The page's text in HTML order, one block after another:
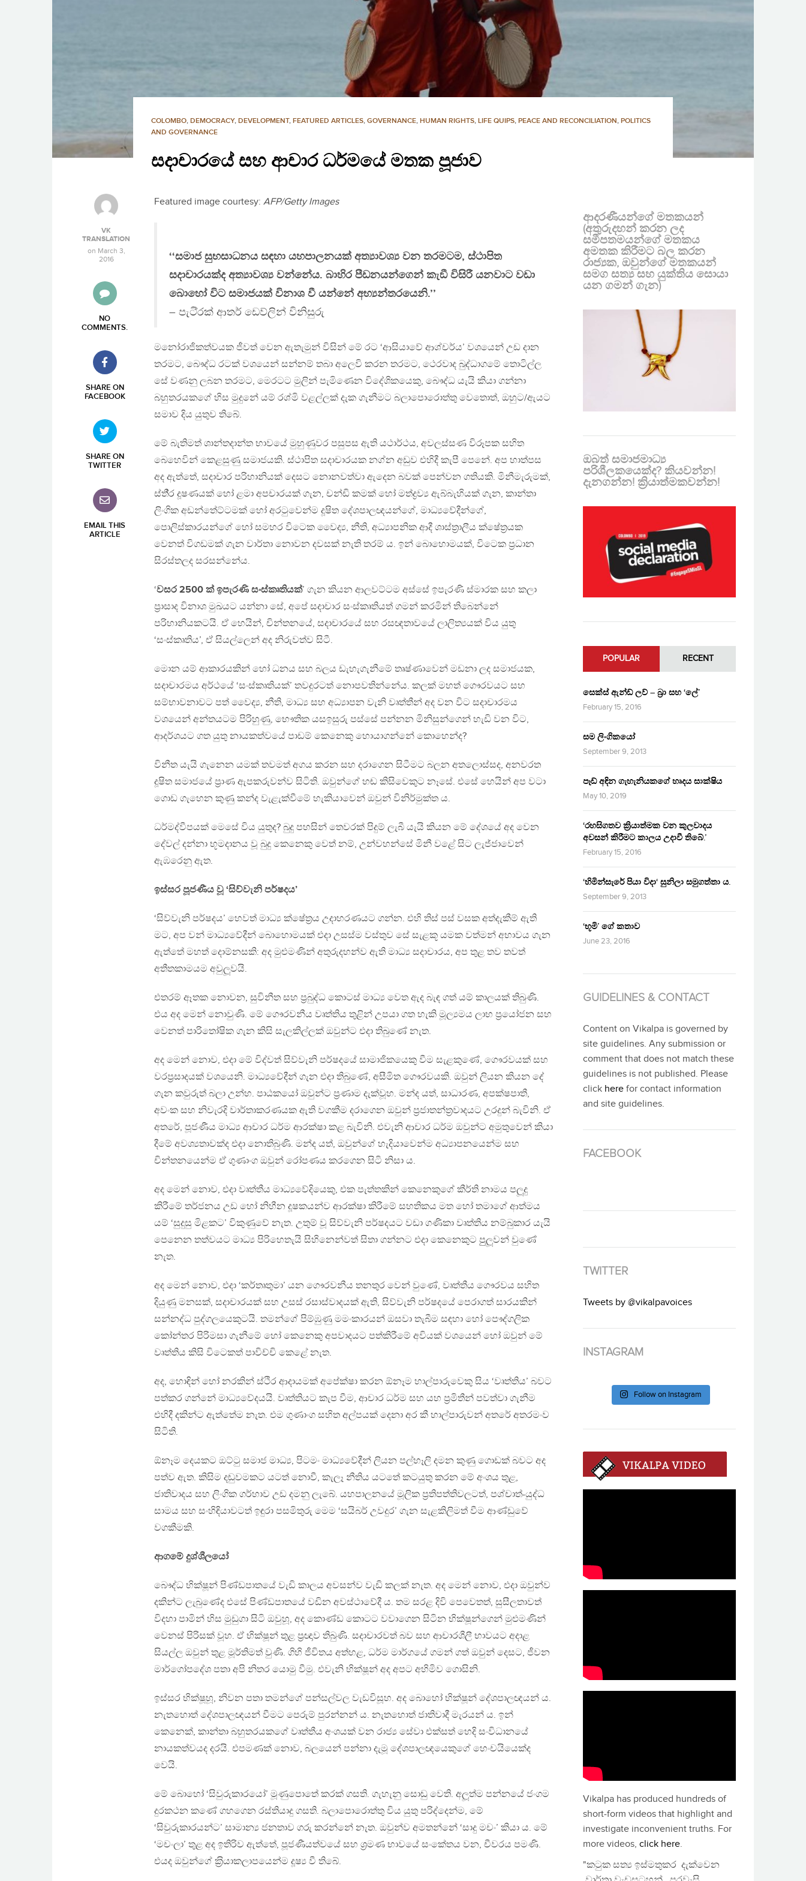
COLOMBO, DEMOCRACY, DEVELOPMENT, FEATURED ARTICLES, GOVERNANCE, HUMAN RIGHTS, LIFE QUIPS, PEACE AND RECONCILIATION, POLITICS
AND GOVERNANCE
සදාචාරයේ සහ ආචාර ධර්මයේ මතක පූජාව
VK
TRANSLATION
on March 3,
2016
NO
COMMENTS.
SHARE ON
FACEBOOK
SHARE ON
TWITTER
EMAIL THIS
ARTICLE
Featured image courtesy: AFP/Getty Images
‘‘සමාජ සුභසාධනය සඳහා යහපාලනයක් අත්‍යාවශ්‍ය වන තරමටම, ස්ථාපිත
සදාචාරයක්ද අත්‍යාවශ්‍ය වන්නේය. බාහිර පීඩනයන්ගෙන් කැඞී විසිරී යනවාට වඩා
බොහෝ විට සමාජයක් විනාශ වී යන්නේ අභ්‍යන්තරයෙනි.’’
– පැටි‍්‍රක් ආතර් ඩෙව්ලින් විනිසුරු
මනෝරාජිකත්වයක ජීවත් වෙන ඇතැමුන් විසින් මේ රට ‘ආසියාවේ ආශ්චර්ය’ වශයෙන් උඩ දාන
තරමට, බෞද්ධ රටක් වශයෙන් සන්නම් තබා අලෙවි කරන තරමට, ථෙරවාද බුද්ධාගමේ තොටිල්ල
සේ වණනු ලබන තරමට, මෙරටට මුලින් පැමිණෙන විදේශිකයෙකු, බෞද්ධ යැයි කියා ගන්නා
බහුතරයකගේ හිස මුදුනේ යම් රශ්මි වළල්ලක් දැක ගැනීමට බලාපොරොත්තු වෙතොත්, ඔහුට/ඇයට
සමාව දිය යුතුව තිබේ.
මේ බැතිමත් ශාන්තදාන්ත භාවයේ මුහුණුවර පසුපස ඇති යථාර්ථය, අවලස්සණ විරූපක සහිත
බෙහෙවින් කෙළසුණු සමාජයකි. ස්ථාපිත සදාචාරයක නග්න අඩුව එහිදී කැපී පෙනේ. අප හාත්පස
අද ඇත්තේ, සදාචාර පරිහානියක් දෙසට නොනවත්වා ඇදෙන බවක් පෙන්වන ගතියකි. මිනීමැරුමක්,
ස්තී‍්‍ර දූෂණයක් හෝ ළමා අපචාරයක් ගැන, චන්ඩි කමක් හෝ මත්ද්‍රව්‍ය ඇබ්බැහියක් ගැන, කාන්තා
ලිංගික අඩන්තේට්ටමක් හෝ අරටුවෙන්ම දූෂිත දේශපාලඥයන්ගේ, මාධ්‍යවේදීන්ගේ,
පොලිස්කාරයන්ගේ හෝ සමහර විටෙක වෛද්‍ය, නීති, අධ්‍යාපනික ආදී ශාස්ත‍්‍රාලීය ක්ෂේත‍්‍රයක
වෙනත් විගඩමක් ගැන වාර්තා නොවන දවසක් නැති තරම් ය. ඉන් බොහොමයක්, විටෙක ප‍්‍රධාන
සිරස්තලද සරසන්නේය.
‘වසර 2500 ක් ඉපැරණි සංස්කෘතියක්’ ගැන කියන ආලවට්ටම අස්සේ ඉපැරණි ස්මාරක සහ කලා
ප‍්‍රාසාද විනාශ මුඛයට යන්නා සේ, අපේ සදාචාර සංස්කෘතියත් ගමන් කරමින් තිබෙන්නේ
පරිහානියකටයි. ඒ හෙයින්, චින්තනයේ, සදාචාරයේ සහ රසඥතාවයේ ලාලිත්‍යයක් විය යුතු
‘සංස්කෘතිය’, ඒ සියල්ලෙන් අද නිරුවත්ව සිටී.
මොන යම් ආකාරයකින් හෝ ධනය සහ බලය ඩැහැගැනීමේ තෘෂ්ණාවෙන් මඩනා ලද සමාජයක,
සදාචාරමය අර්ථයේ ‘සංස්කෘතියක්’ තවදුරටත් නොපවතින්නේය. කලක් මහත් ගෞරවයට සහ
සම්භාවනාවට පත් වෛද්‍ය, නීති, මාධ්‍ය සහ අධ්‍යාපන වැනි වෘත්තීන් අද වන විට සදාචාරමය
වශයෙන් අන්තයටම පිරිහුණු, භෞතික යසඉසුරු පස්සේ පන්නන මිනිසුන්ගෙන් හැඩි වන විට,
ආදර්ශයට ගත යුතු නායකත්වයේ පාඩම් කෙනෙකු හොයාගන්නේ කොහෙන්ද?
විනීත යැයි ගැනෙන යමක් තවමත් අගය කරන සහ දරාගෙන සිටීමට බලන අතලොස්සද, අනවරත
දූෂිත සමාජයේ ප‍්‍රාණ ඇපකරුවන්ව සිටිති. ඔවුන්ගේ හඬ කිසිවෙකුට නෑසේ. එසේ හෙයින් අප වටා
ගොඩ ගැහෙන කුණු කන්ද වැළැක්වීමේ හැකියාවෙන් ඔවුන් විනිර්මුක්ත ය.
ධර්මද්වීපයක් මෙසේ විය යුතුද? බුදු පහසින් තෙවරක් පිදුම් ලැබී යැයි කියන මේ දේශයේ අද වෙන
දේවල් දන්නා භූමදානය වූ බුදු කෙනෙකු වෙත් නම්, උන්වහන්සේ මිනී වළේ සිට ලැජ්ජාවෙන්
ඇඹරෙනු ඇත.
ඉස්සර පූජණීය වූ ‘සිව්වැනි පර්ෂදය’
‘සිව්වැනි පර්ෂදය’ හෙවත් මාධ්‍ය ක්ෂේත‍්‍රය උදාහරණයට ගන්න. එහි තිස් පස් වසක අත්දැකීම් ඇති
මට, අප වන් මාධ්‍යවේදීන් බොහොමයක් එදා උසස්ම වස්තුව සේ සැළකූ යමක වත්මන් අභාවය ගැන
ඇත්තේ මහත් දොම්නසකි: අද මුළුමණින් අතුරුදහන්ව ඇති මාධ්‍ය සදාචාරය, අප තුළ තව තවත්
අතීතකාමයම අවුලූවයි.
එතරම් ඈතක නොවන, සුවිනීත සහ ප‍්‍රබුද්ධ කොටස් මාධ්‍ය වෙත ඇද බැඳ ගත් යම් කාලයක් තිබුණි.
එය අද මෙන් නොවුණි. මේ ගෞරවනීය වෘත්තිය තුළින් උපයා ගත හැකි මූල්‍යමය ලාභ ප‍්‍රයෝජන සහ
වෙනත් පාරිතෝෂික ගැන කිසි සැලකිල්ලක් ඔවුන්ට එදා තිබුණේ නැත.
අද මෙන් නොව, එදා මේ විද්වත් සිව්වැනි පර්ෂදයේ සාමාජිකයෙකු වීම සැළකුණේ, ගෞරවයක් සහ
වරප‍්‍රසාදයක් වශයෙනි. මාධ්‍යවේදීන් ගැන එදා තිබුණේ, අසීමිත ගෞරවයකි. ඔවුන් ලියන කියන දේ
ගැන කවුරුත් බලා උන්හ. පාඨකයෝ ඔවුන්ට ප‍්‍රණාම දැක්වූහ. මන්ද යත්, සාධාරණ, අපක්ෂපාතී,
අවංක සහ නිවැරදි වාර්තාකරණයක ඇති වගකීම දරාගෙන ඔවුන් ප‍්‍රජාතන්ත‍්‍රවාදයට උරදුන් බැවිනි. ඒ
අතරේ, පූජණීය මාධ්‍ය ආචාර ධර්ම ආරක්ෂා කළ බැවිනි. එවැනි ආචාර ධර්ම ඔවුන්ට අමුතුවෙන් කියා
දීමේ අවශ්‍යතාවක්ද එදා නොතිබුණි. මන්ද යත්, ඔවුන්ගේ හැදියාවෙන්ම අධ්‍යාපනයෙන්ම සහ
චින්තනයෙන්ම ඒ ගුණාංග ඔවුන් රෝපණය කරගෙන සිටි නිසා ය.
අද මෙන් නොව, එදා වෘත්තීය මාධ්‍යවේදියෙකු, එක පැත්තකින් කෙනෙකුගේ කීර්ති නාමය පලූදු
කිරීමේ තර්ජනය උඩ හෝ නිහීන දූෂකයන්ව ආරක්ෂා කිරීමේ සහතිකය මත හෝ තමාගේ ආත්මය
යම් ‘සුදුසු මිළකට’ විකුණුවේ නැත. උතුම් වූ සිව්වැනි පර්ෂදයට වඩා ගණිකා වෘත්තිය නම්බුකාර යැයි
පෙනෙන තත්වයට මාධ්‍ය පිරිහෙතැයි සිහිනෙන්වත් සිතා ගන්නට එදා කෙනෙකුට පුුලූවන් වුණේ
නැත.
අද මෙන් නොව, එදා ‘කර්තෘතුමා’ යන ගෞරවනීය තනතුර වෙන් වුණේ, වෘත්තීය ගෞරවය සහිත
දියුණු මනසක්, සදාචාරයක් සහ උසස් රසාස්වාදයක් ඇති, සිව්වැනි පර්ෂදයේ පෙරාගත් සාරයකින්
සන්නද්ධ පුද්ගලයෙකුටයි. තමන්ගේ පිම්ඹුණු මමංකාරයන් ඔසවා තැබීම සඳහා හෝ පෞද්ගලික
කෝන්තර පිරිමසා ගැනීමේ හෝ කෙනෙකු අපවාදයට පත්කිරීමේ අවියක් වශයෙන් හෝ ඔවුන් මේ
වෘත්තිය කිසි විටෙකත් පාවිච්චි කෙළේ නැත.
අද, හොඳින් හෝ නරකින් ස්ථිර ආදායමක් අපේක්ෂා කරන ඕනෑම හාල්පාරුවෙකු සිය ‘වෘත්තිය’ බවට
පත්කර ගන්නේ මාධ්‍යවේදයයි. වෘත්තියට කැප වීම, ආචාර ධර්ම සහ යහ ප‍්‍රමිතීන් පවත්වා ගැනීම
එහිදී දකින්ට ඇත්තේම නැත. එම ගුණාංග සහිත අල්පයක් දෙනා අර කී හාල්පාරුවන් අතරේ අතරමංව
සිටිති.
ඕනෑම දෙයකට ඔට්ටු සමාජ මාධ්‍ය, පිටමං මාධ්‍යවේදීන් ලියන පල්හෑලි දමන කුණු ගොඩක් බවට අද
පත්ව ඇත. කිසිම දඬුවමකට යටත් නොවී, කැලෑ නීතිය යටතේ කටයුතු කරන මේ අංශය තුළ,
ජාතිවාදය සහ ලිංගික ගර්හාව උඩ දමනු ලැබේ. යහපාලනයේ මූලික ප‍්‍රතිපත්තිවලටත්, පශ්චාත්-යුද්ධ
සාමය සහ සංහිඳියාවටත් ඉඳුරා පසමිතුරු මෙම ‘සයිබර් උවදුර’ ගැන සැළකිලිමත් වීම ආණ්ඩුවේ
වගකීමකි.
ආගමේ දුශ්ශීලයෝ
බෞද්ධ භික්ෂූන් පිණ්ඩපාතයේ වැඩි කාලය අවසන්ව වැඩි කලක් නැත. අද මෙන් නොව, එදා ඔවුන්ව
දකින්ට ලැබුණේද එසේ පිණ්ඩපාතයේ වඩින අවස්ථාවේදී ය. තම සරළ දිවි පෙවෙතත්, සුසීලතාවත්
විදහා පාමින් හිස මුඩුගා සිටි ඔවුහූ, අද කොණ්ඩ කොටට වවාගෙන සිටින භික්ෂූන්ගෙන් මුළුමණින්
වෙනස් පිරිසක් වූහ. ඒ භික්ෂූන් තුළ ප‍්‍රඥාව තිබුණි. සදාචාරවත් බව සහ ආචාරශීලී භාවයට අදාළ
සියල්ල ඔවුන් තුළ මූර්තිමත් වුණි. ගිහි ජීවිතය අත්හළ, ධර්ම මාර්ගයේ ගමන් ගත් ඔවුන් දෙසට, ජීවන
මාර්ගෝපදේශ පතා අපි නිතර යොමු වීමු. එවැනි භික්ෂූන් අද අපට අහිමිව ගොසිනි.
ඉස්සර භික්ෂූහූ, නිවන පතා තමන්ගේ පන්සල්වල වැඩවිසූහ. අද බොහෝ භික්ෂූන් දේශපාලඥයන් ය.
නැතහොත් දේශපාලඥයන් වීමට පෙරුම් පුරන්නන් ය. නැතහොත් ජාතිවාදී මැරයන් ය. ඉන්
කෙනෙක්, කාන්තා බහුතරයකගේ වෘත්තීය අංශයක් වන රාජ්‍ය සේවා එක්සත් හෙදි සංවිධානයේ
නායකත්වයද දරයි. එපමණක් නොව, බලයෙන් පන්නා දැමූ දේශපාලඥයෙකුගේ හෙංචයියෙක්ද
වෙයි.
මේ බොහෝ ‘සිවුරුකාරයෝ’ මූණුපොතේ කරක් ගසති. ගැහැනු සොඬු වෙති. අලූත්ම පන්නයේ ජංගම
දුරකථන කණේ ගහගෙන රස්තියාදු ගසති. බලාපොරොත්තු විය යුතු පරිද්දෙන්ම, මේ
‘සිවුරුකාරයන්ට’ සාමාන්‍ය ජනතාව ගරු කරන්නේ නැත. ඔවුන්ව අමතන්නේ ‘සාදු මචං’ කියා ය. මේ
‘මචංලා’ තුළ අද ඉතිරිව ඇත්තේ, පූජණීයත්වයේ සහ ශ‍්‍රමණ භාවයේ සංකේතය වන, චීවරය පමණි.
එයද ඔවුන්ගේ ක‍්‍රියාකලාපයෙන්ම දූෂ්‍ය වී තිබේ.
ආදරණීයන්ගේ මතකයන්
(අතුරුදහන් කරන ලද
සමීපතමයන්ගේ මතකය
අමතක කිරීමට බල කරන
රාජ්‍යක, ඔවුන්ගේ මතකයන්
සමග සත්‍ය සහ යුක්තිය සොයා
යන ගමන් ගැන)
ඔබත් සමාජමාධ්‍ය
පරිශීලකයෙක්ද? කියවන්න!
දැනගන්න! ක්‍රියාත්මකවන්න!
POPULAR RECENT
සෙක්ස් ඇන්ඩ් ලව් – බ්‍රා සහ ‘ලේ’
February 15, 2016
සම ලිංගිකයෝ
September 9, 2013
පෑඩ් අඳින ගැහැනියකගේ හෘදය සාක්ෂිය
May 10, 2019
‘රහසිගතව ක්‍රියාත්මක වන කුලවාදය
අවසන් කිරීමට කාලය උදාවී තිබේ.’
February 15, 2016
‘හිමින්සැරේ පියා විදා‘ සුනිලා සමුගත්තා ය.
September 9, 2013
‘භූමි’ ගේ කතාව
June 23, 2016
GUIDELINES & CONTACT
Content on Vikalpa is governed by
site guidelines. Any submission or
comment that does not match these
guidelines is not published. Please
click here for contact information
and site guidelines.
FACEBOOK
TWITTER
Tweets by @vikalpavoices
INSTAGRAM
Follow on Instagram
Vikalpa has produced hundreds of
short-form videos that highlight and
investigate inconvenient truths. For
more videos, click here.
"කටුක සත්‍ය ඉස්මතුකර දැක්වෙන